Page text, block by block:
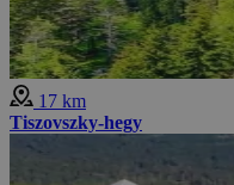
17 km
Tiszovszky-hegy